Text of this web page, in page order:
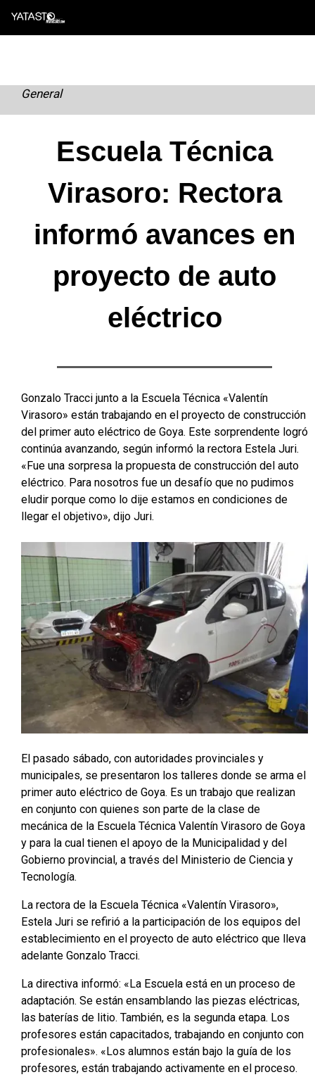
Skip
General
Escuela Técnica
Virasoro: Rectora
informó avances en
proyecto de auto
eléctrico
Gonzalo Tracci junto a la Escuela Técnica «Valentín
Virasoro» están trabajando en el proyecto de construcción
del primer auto eléctrico de Goya. Este sorprendente logró
continúa avanzando, según informó la rectora Estela Juri.
«Fue una sorpresa la propuesta de construcción del auto
eléctrico. Para nosotros fue un desafío que no pudimos
eludir porque como lo dije estamos en condiciones de
llegar el objetivo», dijo Juri.
El pasado sábado, con autoridades provinciales y
municipales, se presentaron los talleres donde se arma el
primer auto eléctrico de Goya. Es un trabajo que realizan
en conjunto con quienes son parte de la clase de
mecánica de la Escuela Técnica Valentín Virasoro de Goya
y para la cual tienen el apoyo de la Municipalidad y del
Gobierno provincial, a través del Ministerio de Ciencia y
Tecnología.
La rectora de la Escuela Técnica «Valentín Virasoro»,
Estela Juri se refirió a la participación de los equipos del
establecimiento en el proyecto de auto eléctrico que lleva
adelante Gonzalo Tracci.
La directiva informó: «La Escuela está en un proceso de
adaptación. Se están ensamblando las piezas eléctricas,
las baterías de litio. También, es la segunda etapa. Los
profesores están capacitados, trabajando en conjunto con
profesionales». «Los alumnos están bajo la guía de los
profesores, están trabajando activamente en el proceso.